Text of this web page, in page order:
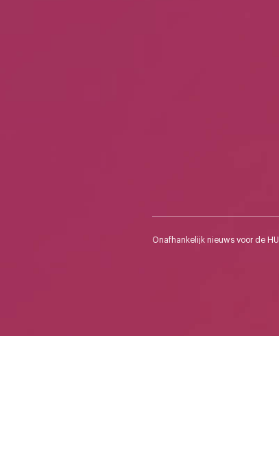
Onafhankelijk nieuws voor de HU